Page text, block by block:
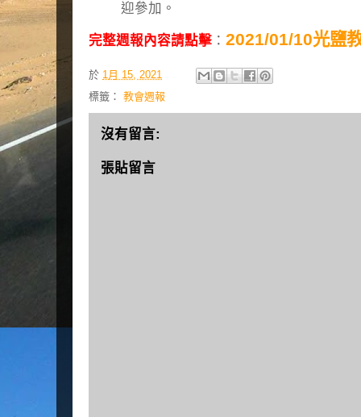
迎參加。
完整週報內容請點擊 ： 2021/01/10光鹽
於 1月 15, 2021
標籤： 教會週報
沒有留言:
張貼留言